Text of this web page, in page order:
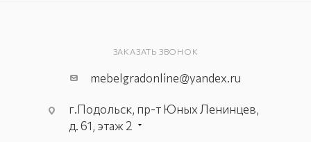
ЗАКАЗАТЬ ЗВОНОК
mebelgradonline@yandex.ru
г.Подольск, пр-т Юных Ленинцев,
д. 61, этаж 2